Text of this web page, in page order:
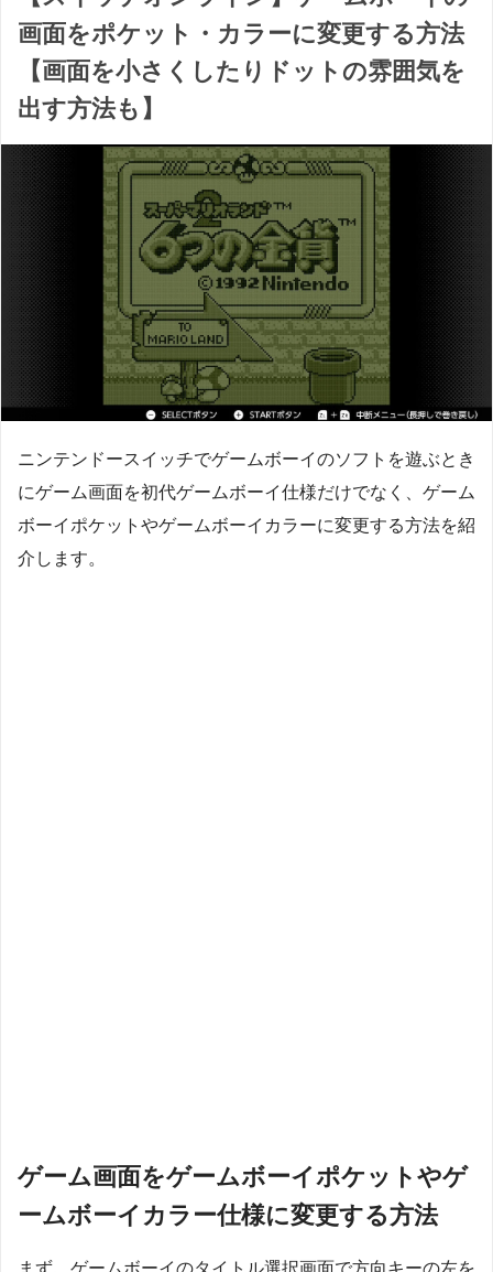
画面をポケット・カラーに変更する方法
【画面を小さくしたりドットの雰囲気を
出す方法も】
ニンテンドースイッチでゲームボーイのソフトを遊ぶとき
にゲーム画面を初代ゲームボーイ仕様だけでなく、ゲーム
ボーイポケットやゲームボーイカラーに変更する方法を紹
介します。
ゲーム画面をゲームボーイポケットやゲ
ームボーイカラー仕様に変更する方法
まず、ゲームボーイのタイトル選択画面で方向キーの左を